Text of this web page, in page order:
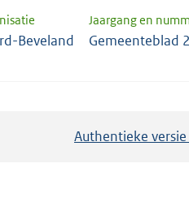
Jaargang en
Beveland Gemeenteblad
Authentieke versie